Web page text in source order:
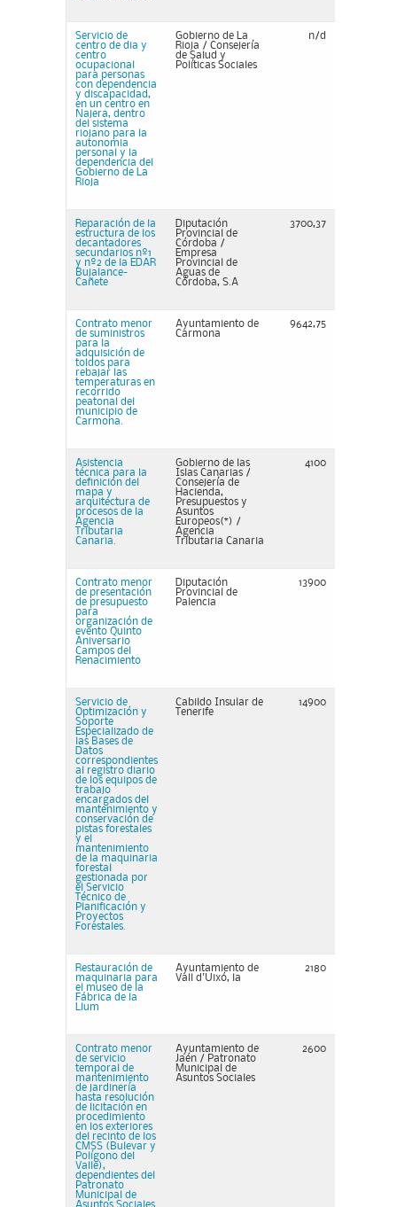
Servicio de
centro de dia y
centro
ocupacional
para personas
con dependencia
y discapacidad,
en un centro en
Najera, dentro
del sistema
riojano para la
autonomia
personal y la
dependencia del
Gobierno de La
Rioja
Gobierno de La
Rioja / Consejería
de Salud y
Políticas Sociales
n/d
Reparación de la
estructura de los
decantadores
secundarios nº1
y nº2 de la EDAR
Bujalance-
Cañete
Diputación
Provincial de
Córdoba /
Empresa
Provincial de
Aguas de
Córdoba, S.A
3700,37
Contrato menor
de suministros
para la
adquisición de
toldos para
rebajar las
temperaturas en
recorrido
peatonal del
municipio de
Carmona.
Ayuntamiento de
Carmona
9642,75
Asistencia
técnica para la
definición del
mapa y
arquitectura de
procesos de la
Agencia
Tributaria
Canaria.
Gobierno de las
Islas Canarias /
Consejería de
Hacienda,
Presupuestos y
Asuntos
Europeos(*) /
Agencia
Tributaria Canaria
4100
Contrato menor
de presentación
de presupuesto
para
organización de
evento Quinto
Aniversario
Campos del
Renacimiento
Diputación
Provincial de
Palencia
13900
Servicio de
Optimización y
Soporte
Especializado de
las Bases de
Datos
correspondientes
al registro diario
de los equipos de
trabajo
encargados del
mantenimiento y
conservación de
pistas forestales
y el
mantenimiento
de la maquinaria
forestal
gestionada por
el Servicio
Técnico de
Planificación y
Proyectos
Forestales.
Cabildo Insular de
Tenerife
14900
Restauración de
maquinaria para
el museo de la
Fábrica de la
Llum
Ayuntamiento de
Vall d'Uixó, la
2180
Contrato menor
de servicio
temporal de
mantenimiento
de jardinería
hasta resolución
de licitación en
procedimiento
en los exteriores
del recinto de los
CMSS (Bulevar y
Polígono del
Valle),
dependientes del
Patronato
Municipal de
Asuntos Sociales
Ayuntamiento de
Jaén / Patronato
Municipal de
Asuntos Sociales
2600